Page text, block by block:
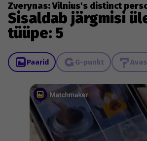
Zverynas: Vilnius's distinct
Sisaldab järgmisi
tüüpe: 5
Paarid G-punkt